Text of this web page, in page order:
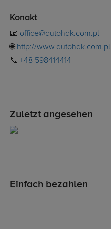
Konakt
📧 office@autohak.com.pl
🌐 http://www.autohak.com.pl
📞 +48 598414414
Zuletzt angesehen
Einfach bezahlen